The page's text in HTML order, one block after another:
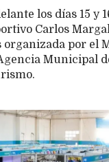
los días 15 y
Carlos
organizada por el
Municipal